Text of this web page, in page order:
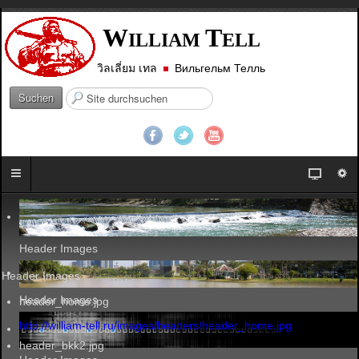
WILLIAM TELL
วิลเลี่ยม เทล Вильгельм Телль
Suchen
S
e
.
.
.
Header Images
Header Images
Header Images
header_home.jpg
http://william-tell.ru/images/headers/header_home.jpg
header_bkk2.jpg